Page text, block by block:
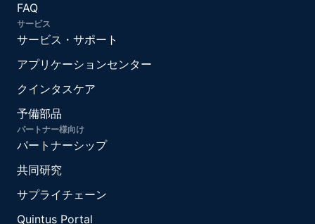
FAQ
サービス
サービス・サポート
アプリケーションセンター
クインタスケア
予備部品
パートナー様向け
パートナーシップ
共同研究
サプライチェーン
Quintus Portal